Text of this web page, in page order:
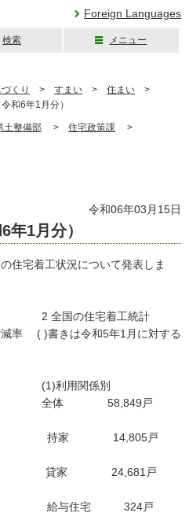
Foreign Languages
検索 メニュー
くり > すまい > 住まい >
和6年1月分）
土整備部 > 住宅政策課 >
令和06年03月15日
年1月分）
住宅着工状況について発表しま
2 全国の住宅着工統計
率 ( )書きは令和5年1月に対する
利用関係別
⇗) 全体 58,849戸
⇘) 持家 14,805戸
⇘) 貸家 24,681戸
⇘) 給与住宅 324戸